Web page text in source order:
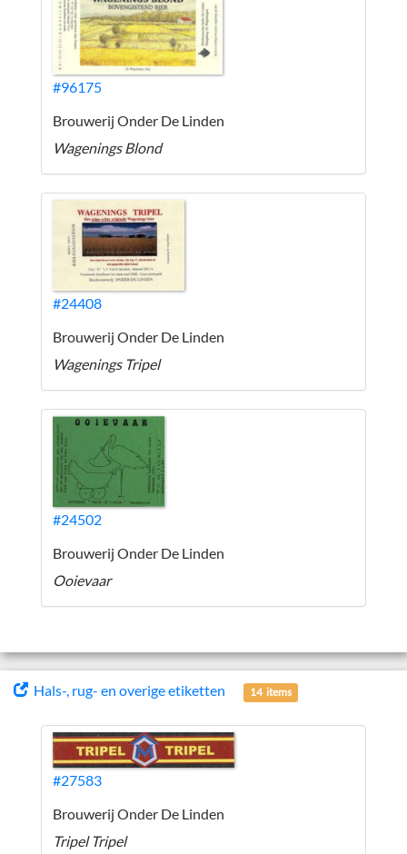
#96175
Brouwerij Onder De Linden
Wagenings Blond
#24408
Brouwerij Onder De Linden
Wagenings Tripel
#24502
Brouwerij Onder De Linden
Ooievaar
Hals-, rug- en overige etiketten 14 items
#27583
Brouwerij Onder De Linden
Tripel Tripel